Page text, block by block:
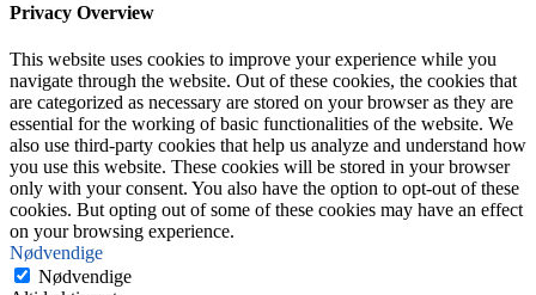
Privacy Overview
This website uses cookies to improve your experience while you
navigate through the website. Out of these cookies, the cookies that
are categorized as necessary are stored on your browser as they are
essential for the working of basic functionalities of the website. We
also use third-party cookies that help us analyze and understand how
you use this website. These cookies will be stored in your browser
only with your consent. You also have the option to opt-out of these
cookies. But opting out of some of these cookies may have an effect
on your browsing experience.
Nødvendige
Nødvendige